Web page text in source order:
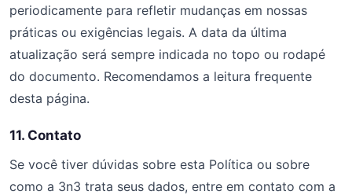
periodicamente para refletir mudanças em nossas
práticas ou exigências legais. A data da última
atualização será sempre indicada no topo ou rodapé
do documento. Recomendamos a leitura frequente
desta página.
11. Contato
Se você tiver dúvidas sobre esta Política ou sobre
como a 3n3 trata seus dados, entre em contato com a